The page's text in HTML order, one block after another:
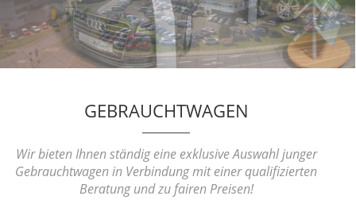
GEBRAUCHTWAGEN
Wir bieten Ihnen ständig eine exklusive Auswahl junger
Gebrauchtwagen in Verbindung mit einer qualifizierten
Beratung und zu fairen Preisen!